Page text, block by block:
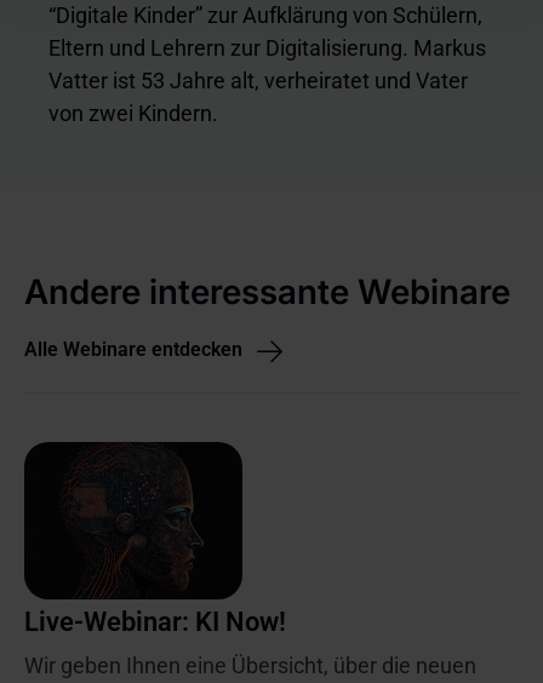
Zwecken, Anbietern und Speicherdauern finden Sie in
unsererCookie-Richtlinie.
“Digitale Kinder” zur Aufklärung von Schülern,
Eltern und Lehrern zur Digitalisierung. Markus
Vatter ist 53 Jahre alt, verheiratet und Vater
von zwei Kindern.
Andere interessante Webinare
Alle Webinare entdecken
Live-Webinar: KI Now!
Wir geben Ihnen eine Übersicht, über die neuen